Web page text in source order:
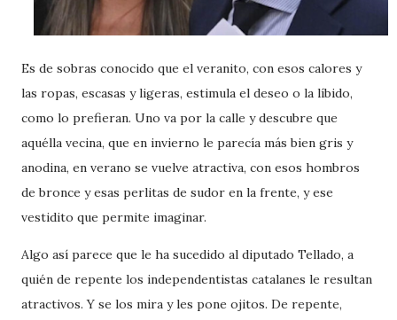
Es de sobras conocido que el veranito, con esos calores y
las ropas, escasas y ligeras, estimula el deseo o la líbido,
como lo prefieran. Uno va por la calle y descubre que
aquélla vecina, que en invierno le parecía más bien gris y
anodina, en verano se vuelve atractiva, con esos hombros
de bronce y esas perlitas de sudor en la frente, y ese
vestidito que permite imaginar.
Algo así parece que le ha sucedido al diputado Tellado, a
quién de repente los independentistas catalanes le resultan
atractivos. Y se los mira y les pone ojitos. De repente,